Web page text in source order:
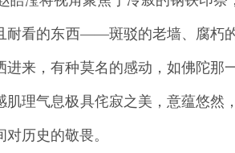
耐看的东西——斑驳的老墙、腐朽
进来，有种莫名的感动，如佛陀
肌理气息极具侘寂之美，意蕴悠然
对历史的敬畏。